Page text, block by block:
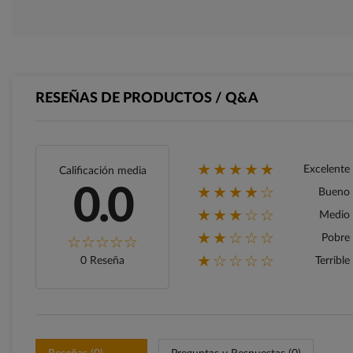
RESEÑAS DE PRODUCTOS / Q&A
Calificación media
0.0
0 Reseña
★★★★★ Excelente
★★★★☆ Bueno
★★★☆☆ Medio
★★☆☆☆ Pobre
★☆☆☆☆ Terrible